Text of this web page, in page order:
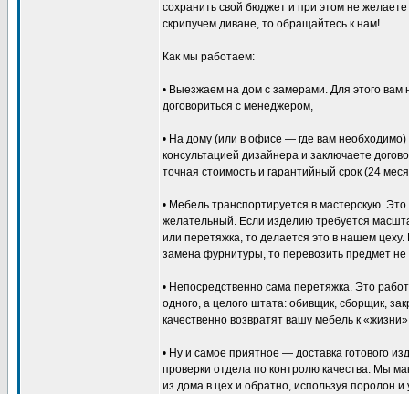
сохранить свой бюджет и при этом не
скрипучем диване, то обращайтесь к нам!
Как мы работаем:
• Выезжаем на дом с замерами. Для этого
договориться с менеджером,
• На дому (или в офисе — где вам необходимо)
консультацией дизайнера и заключаете
точная стоимость и гарантийный срок (24
• Мебель транспортируется в мастерскую.
желательный. Если изделию требуется
или перетяжка, то делается это в нашем
замена фурнитуры, то перевозить предмет
• Непосредственно сама перетяжка. Это
одного, а целого штата: обивщик, сборщик,
качественно возвратят вашу мебель к
• Ну и самое приятное — доставка готового
проверки отдела по контролю качества. Мы
из дома в цех и обратно, используя поролон